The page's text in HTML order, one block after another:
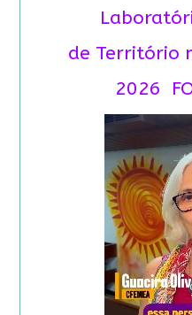
de Território
2026